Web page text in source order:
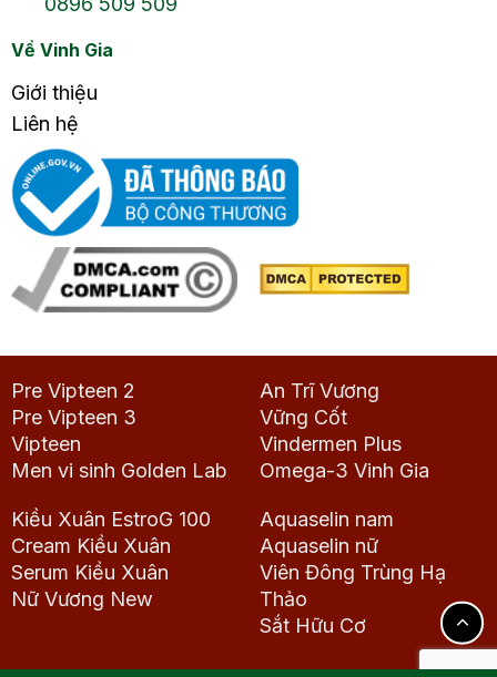
Về Vinh Gia
Giới thiệu
Liên hệ
Pre Vipteen 2
Pre Vipteen 3
Vipteen
Men vi sinh Golden Lab
An Trĩ Vương
Vững Cốt
Vindermen Plus
Omega-3 Vinh Gia
Kiều Xuân EstroG 100
Cream Kiều Xuân
Serum Kiều Xuân
Nữ Vương New
Aquaselin nam
Aquaselin nữ
Viên Đông Trùng Hạ
Thảo
Sắt Hữu Cơ